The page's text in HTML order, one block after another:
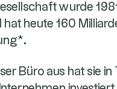
wurde 1981
heute 160
Büro aus hat sie in